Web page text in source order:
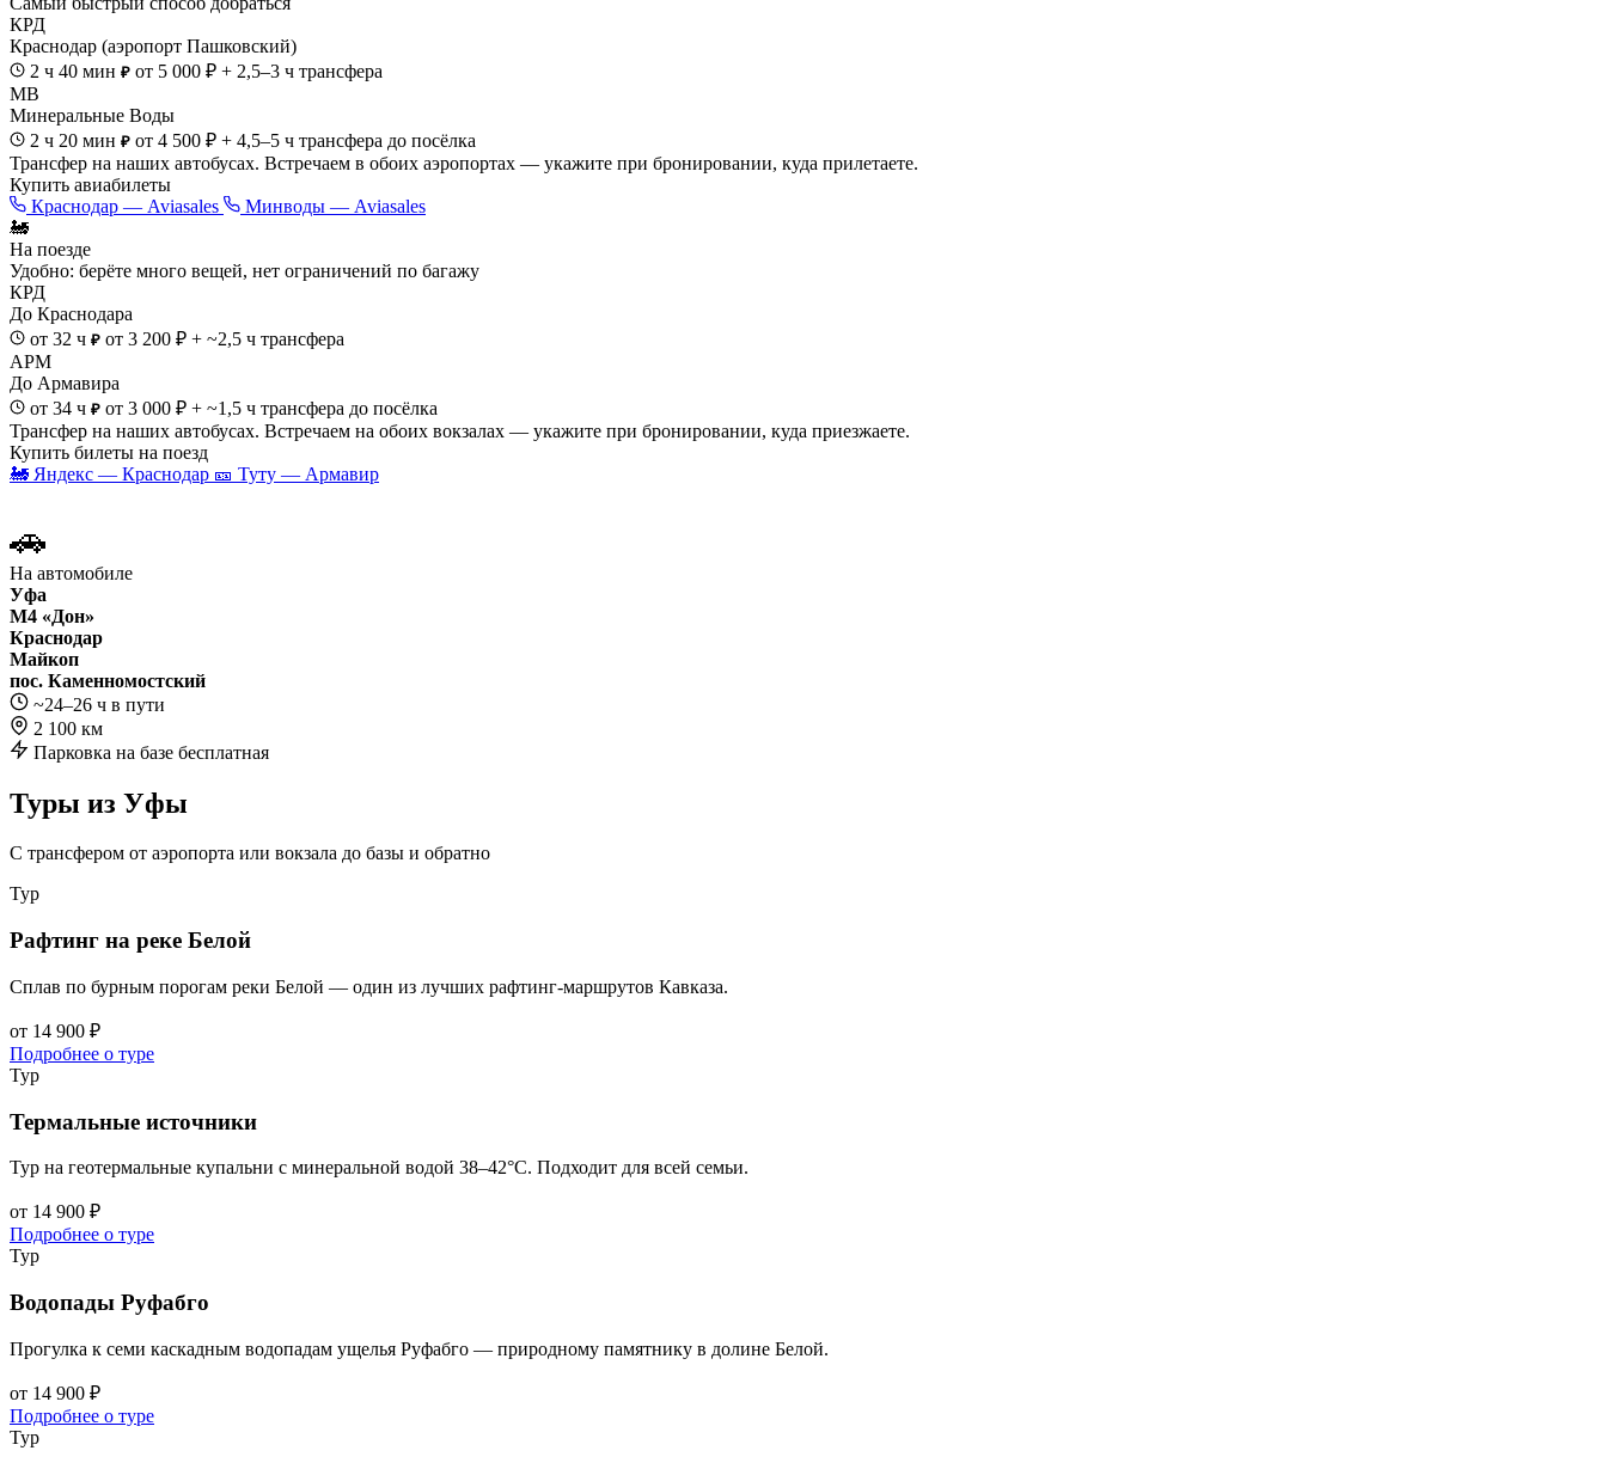
КРД
Краснодар (аэропорт Пашковский)
2 ч 40 мин ₽ от 5 000 ₽ + 2,5–3 ч трансфера
МВ
Минеральные Воды
2 ч 20 мин ₽ от 4 500 ₽ + 4,5–5 ч трансфера до посёлка
Трансфер на наших автобусах. Встречаем в обоих аэропортах — укажите при бронировании, куда прилетаете.
Купить авиабилеты
Краснодар — Aviasales
Минводы — Aviasales
🚂
На поезде
Удобно: берёте много вещей, нет ограничений по багажу
КРД
До Краснодара
от 32 ч ₽ от 3 200 ₽ + ~2,5 ч трансфера
АРМ
До Армавира
от 34 ч ₽ от 3 000 ₽ + ~1,5 ч трансфера до посёлка
Трансфер на наших автобусах. Встречаем на обоих вокзалах — укажите при бронировании, куда приезжаете.
Купить билеты на поезд
🚂 Яндекс — Краснодар 🎫 Туту — Армавир
🚗
На автомобиле
Уфа
М4 «Дон»
Краснодар
Майкоп
пос. Каменномостский
~24–26 ч в пути
2 100 км
Парковка на базе бесплатная
Туры из Уфы
С трансфером от аэропорта или вокзала до базы и обратно
Тур
Рафтинг на реке Белой
Сплав по бурным порогам реки Белой — один из лучших рафтинг-маршрутов Кавказа.
от 14 900 ₽
Подробнее о туре
Тур
Термальные источники
Тур на геотермальные купальни с минеральной водой 38–42°С. Подходит для всей семьи.
от 14 900 ₽
Подробнее о туре
Тур
Водопады Руфабго
Прогулка к семи каскадным водопадам ущелья Руфабго — природному памятнику в долине Белой.
от 14 900 ₽
Подробнее о туре
Тур